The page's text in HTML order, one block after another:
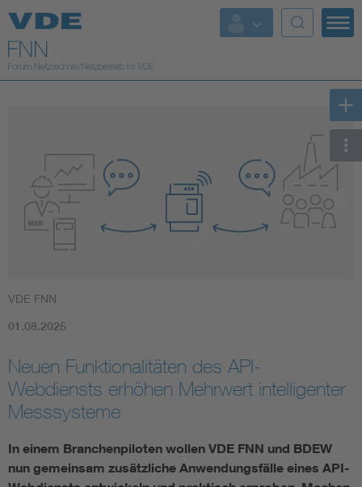
Top Themen
Fokusthemen
AI & Digital Trust
Health
Vom Netz zum System
VDE FNN
01.08.2025
Neuen Funktionalitäten des API-
Webdiensts erhöhen Mehrwert intelligenter
Messsysteme
In einem Branchenpiloten wollen VDE FNN und BDEW
nun gemeinsam zusätzliche Anwendungsfälle eines API-